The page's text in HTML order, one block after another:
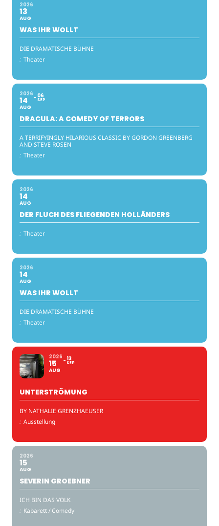
2026
13
AUG
WAS IHR WOLLT
DIE DRAMATISCHE BÜHNE
: Theater
2026
14
AUG
06
SEP
DRACULA: A COMEDY OF TERRORS
A TERRIFYINGLY HILARIOUS CLASSIC BY GORDON GREENBERG
AND STEVE ROSEN
: Theater
2026
14
AUG
DER FLUCH DES FLIEGENDEN HOLLÄNDERS
: Theater
2026
14
AUG
WAS IHR WOLLT
DIE DRAMATISCHE BÜHNE
: Theater
2026
15
AUG
13
SEP
UNTERSTRÖMUNG
BY NATHALIE GRENZHAEUSER
: Ausstellung
2026
15
AUG
SEVERIN GROEBNER
ICH BIN DAS VOLK
: Kabarett / Comedy